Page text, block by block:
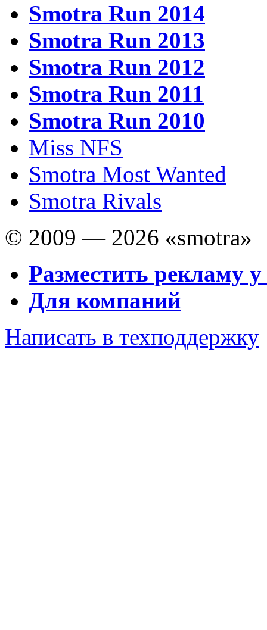
Smotra Run 2014
Smotra Run 2013
Smotra Run 2012
Smotra Run 2011
Smotra Run 2010
Miss NFS
Smotra Most Wanted
Smotra Rivals
© 2009 — 2026 «smotra»
Разместить рекламу у
Для компаний
Написать в техподдержку